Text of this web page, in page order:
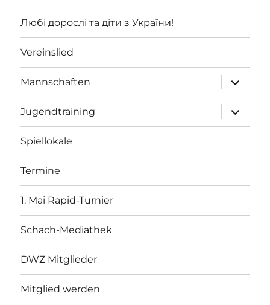
Любі дорослі та діти з України!
Vereinslied
Mannschaften
öffnen
Jugendtraining
öffnen
Spiellokale
Termine
1. Mai Rapid-Turnier
Schach-Mediathek
DWZ Mitglieder
Mitglied werden